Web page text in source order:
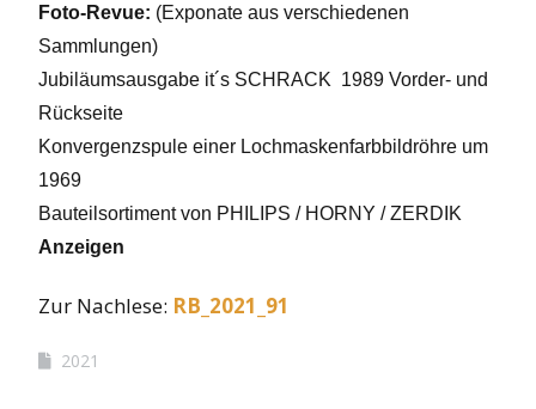
Foto-Revue: (Exponate aus verschiedenen
Sammlungen)
Jubiläumsausgabe it´s SCHRACK 1989 Vorder- und
Rückseite
Konvergenzspule einer Lochmaskenfarbbildröhre um
1969
Bauteilsortiment von PHILIPS / HORNY / ZERDIK
Anzeigen
Zur Nachlese: RB _2021_91
2021